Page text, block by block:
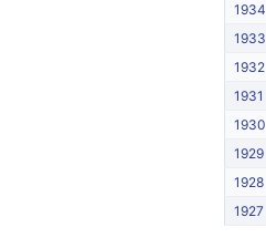
1934
1933
1932
1931
1930
1929
1928
1927